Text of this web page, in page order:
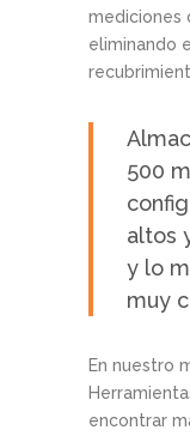
mediciones
eliminando
500
altos
y lo
muy
En nuestro
encontrar